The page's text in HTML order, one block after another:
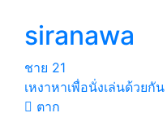
siranawa
ชาย 21
เหงาหาเพื่อนั่งเล่นด้วยกัน
ตาก